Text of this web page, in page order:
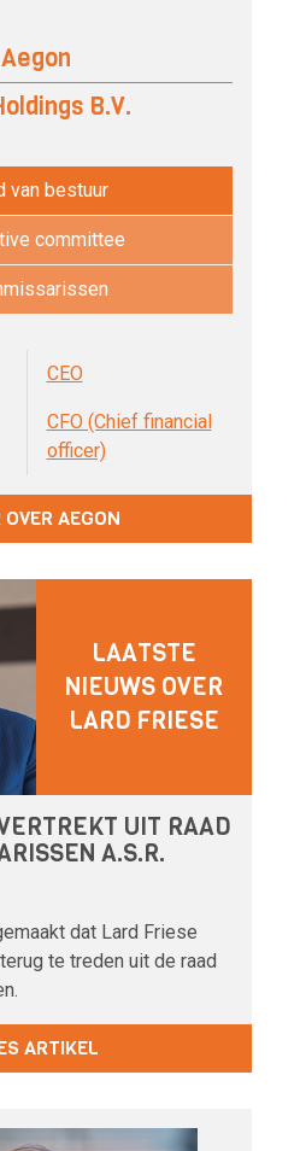
Aegon
B.V.
van bestuur
committee
CEO
CFO (Chief financial
officer)
OVER AEGON
LAATSTE
NIEUWS OVER
LARD FRIESE
UIT RAAD
A.S.R.
dat Lard Friese
te treden uit de raad
ARTIKEL